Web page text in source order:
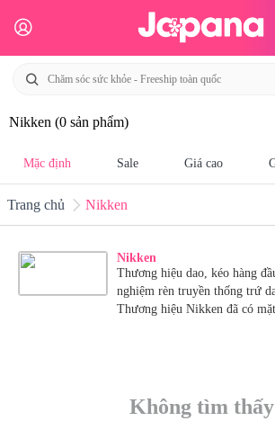
Nikken (0 sản phẩm)
Mặc định Sale Giá cao
Trang chủ Nikken
Nikken
Thương hiệu dao, kéo hàng
nghiệm rèn truyền thống trứ
Thương hiệu Nikken đã có
Không tìm thấy